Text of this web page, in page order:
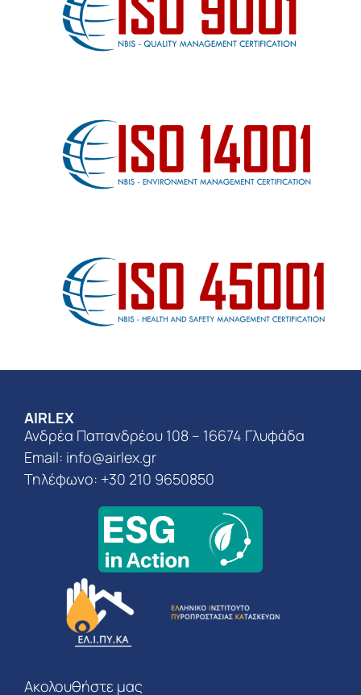
AIRLEX
Ανδρέα Παπανδρέου 108 – 16674 Γλυφάδα
Email: info@airlex.gr
Τηλέφωνο: +30 210 9650850
Ακολουθήστε μας